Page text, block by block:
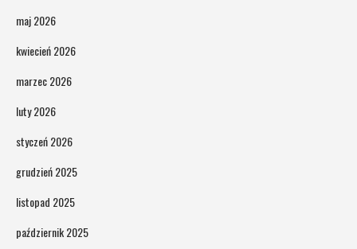
maj 2026
kwiecień 2026
marzec 2026
luty 2026
styczeń 2026
grudzień 2025
listopad 2025
październik 2025